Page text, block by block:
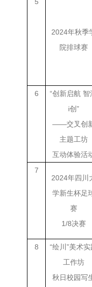
2024年秋季
院排球赛
6
“创新启航 智
i创”
——交叉创
主题工坊
互动体验活
7
2024年四川
学新生杯足
赛
1/8决赛
8
“绘川”美术实
工作坊
秋日校园写